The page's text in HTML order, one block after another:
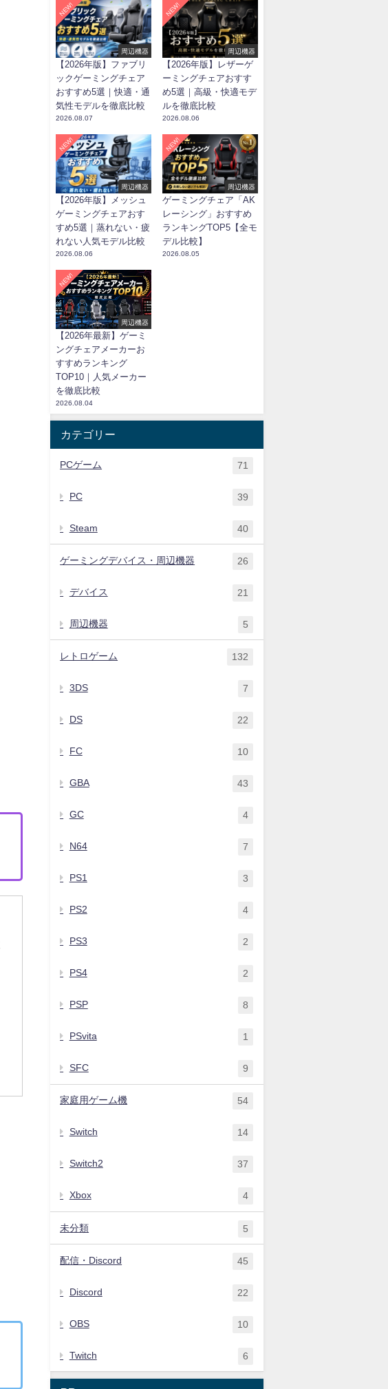
周辺機器
NEW!
【2026年版】ファブリ
ックゲーミングチェア
おすすめ5選｜快適・通
気性モデルを徹底比較
2026.08.07
周辺機器
NEW!
【2026年版】レザーゲ
ーミングチェアおすす
め5選｜高級・快適モデ
ルを徹底比較
2026.08.06
周辺機器
NEW!
【2026年版】メッシュ
ゲーミングチェアおす
すめ5選｜蒸れない・疲
れない人気モデル比較
2026.08.06
周辺機器
NEW!
ゲーミングチェア「AK
レーシング」おすすめ
ランキングTOP5【全モ
デル比較】
2026.08.05
周辺機器
NEW!
【2026年最新】ゲーミ
ングチェアメーカーお
すすめランキング
TOP10｜人気メーカー
を徹底比較
2026.08.04
カテゴリー
PCゲーム 71
PC 39
Steam 40
ゲーミングデバイス・周辺機器 26
デバイス 21
周辺機器 5
レトロゲーム 132
3DS 7
DS 22
FC 10
GBA 43
GC 4
N64 7
PS1 3
PS2 4
PS3 2
PS4 2
PSP 8
PSvita 1
SFC 9
家庭用ゲーム機 54
Switch 14
Switch2 37
Xbox 4
未分類 5
配信・Discord 45
Discord 22
OBS 10
Twitch 6